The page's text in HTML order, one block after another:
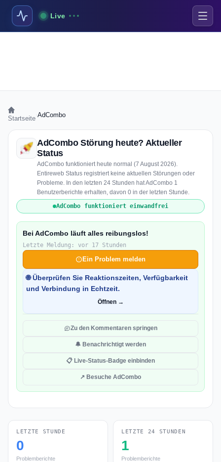
Live
Startseite AdCombo
AdCombo Störung heute? Aktueller
Status
AdCombo funktioniert heute normal (7 August 2026).
Entireweb Status registriert keine aktuellen Störungen oder
Probleme. In den letzten 24 Stunden hat AdCombo 1
Benutzerberichte erhalten, davon 0 in der letzten Stunde.
AdCombo funktioniert einwandfrei
Bei AdCombo läuft alles reibungslos!
Letzte Meldung: vor 17 Stunden
Ein Problem melden
🌐 Überprüfen Sie Reaktionszeiten, Verfügbarkeit
und Verbindung in Echtzeit.
Öffnen →
Zu den Kommentaren springen
🔔 Benachrichtigt werden
📋 Live-Status-Badge einbinden
↗ Besuche AdCombo
LETZTE STUNDE
0
Problemberichte
LETZTE 24 STUNDEN
1
Problemberichte